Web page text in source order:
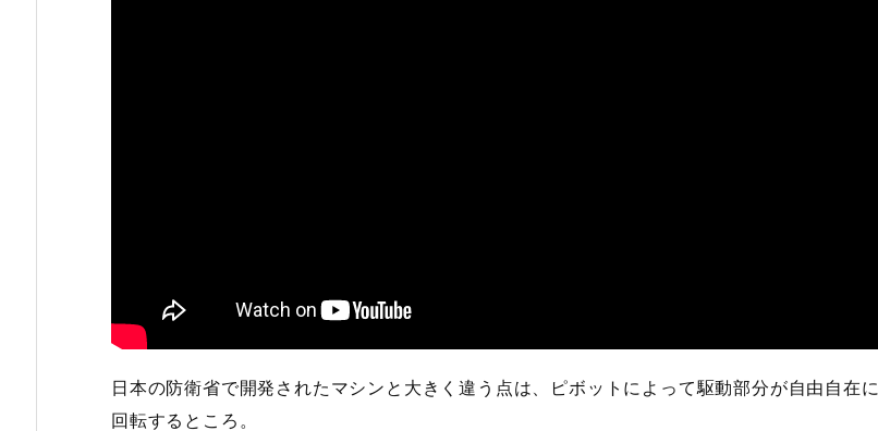
日本の防衛省で開発されたマシンと大きく違う点は、ピボットによって駆動部分が自由自在に
回転するところ。